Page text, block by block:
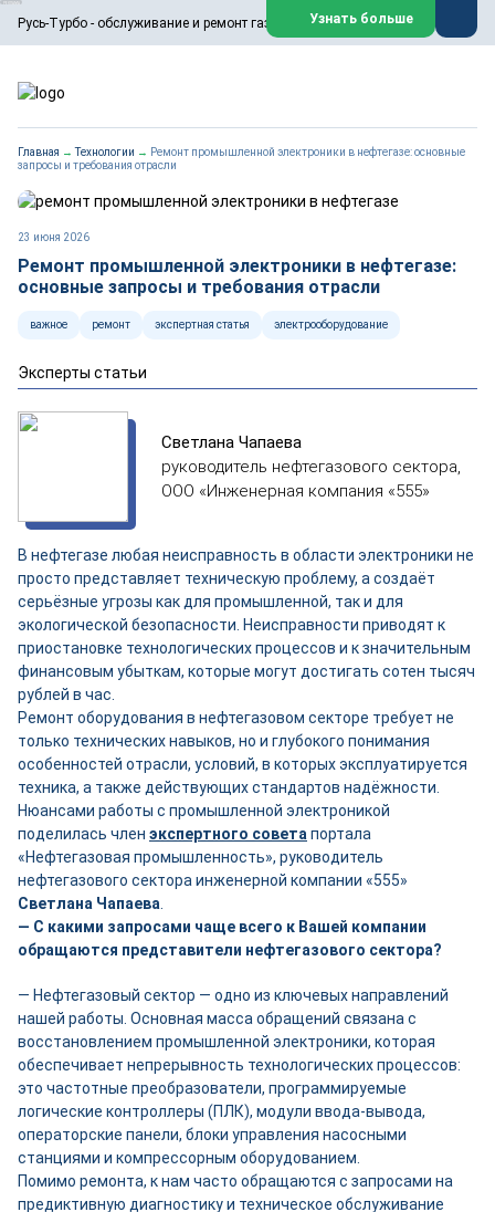
Русь-Турбо - обслуживание и ремонт газовых паровых турбин
ООО «Русь-Турбо» занимается сервисом газовых и паровых
турбин, комплексным ремонтом, восстановлением,
техническим обслуживанием оборудования ТЭС,
работают на нефтегазовых, нефтехимических,
металлургических и других предприятиях.
Реклама. ООО «Русь-Турбо», ИНН 7802588950
erid: F7NfYUJCUneVdwPs4znf
Перейти на сайт Закрыть
Узнать больше
Главная →Технологии → Ремонт промышленной электроники в нефтегазе: основные
запросы и требования отрасли
23 июня 2026
Ремонт промышленной электроники в нефтегазе:
основные запросы и требования отрасли
важное ремонт экспертная статья электрооборудование
Эксперты статьи
Светлана Чапаева
руководитель нефтегазового сектора,
ООО «Инженерная компания «555»
В нефтегазе любая неисправность в области электроники не
просто представляет техническую проблему, а создаёт
серьёзные угрозы как для промышленной, так и для
экологической безопасности. Неисправности приводят к
приостановке технологических процессов и к значительным
финансовым убыткам, которые могут достигать сотен тысяч
рублей в час.
Ремонт оборудования в нефтегазовом секторе требует не
только технических навыков, но и глубокого понимания
особенностей отрасли, условий, в которых эксплуатируется
техника, а также действующих стандартов надёжности.
Нюансами работы с промышленной электроникой
поделилась член экспертного совета портала
«Нефтегазовая промышленность», руководитель
нефтегазового сектора инженерной компании «555»
Светлана Чапаева
— С какими запросами чаще всего к Вашей компании
обращаются представители нефтегазового сектора?
— Нефтегазовый сектор — одно из ключевых направлений
нашей работы. Основная масса обращений связана с
восстановлением промышленной электроники, которая
обеспечивает непрерывность технологических процессов:
это частотные преобразователи, программируемые
логические контроллеры (ПЛК), модули ввода-вывода,
операторские панели, блоки управления насосными
станциями и компрессорным оборудованием.
Помимо ремонта, к нам часто обращаются с запросами на
предиктивную диагностику и техническое обслуживание